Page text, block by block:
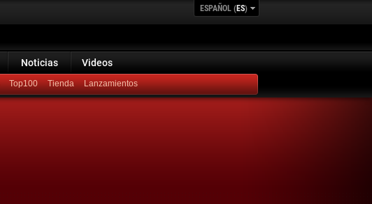
ESPAÑOL (ES)
Noticias Videos
Top100 Lanzamientos